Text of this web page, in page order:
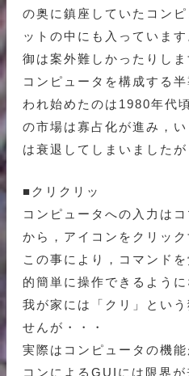
の奥に鎮座していたコン
ットの中にも入っていま
御は案外難しかったりしま
コンピュータを構成する
われ始めたのは1980年代
の市場は寡占化が進み，
は衰退してしまいましたが
■クリクリッ
コンピュータへの入力は
から，アイコンをクリッ
この事により，コマンド
的簡単に操作できるように
我が家には「クリ」とい
せんが・・・
実際はコンピュータの機
コンによるGUIには限界が